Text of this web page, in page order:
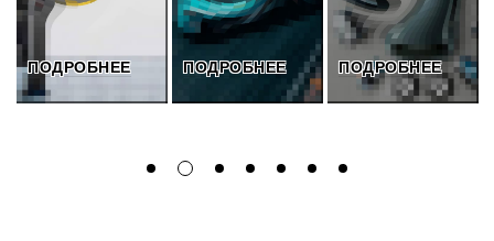
ПОДРОБНЕЕ ПОДРОБНЕЕ ПОДРОБНЕЕ